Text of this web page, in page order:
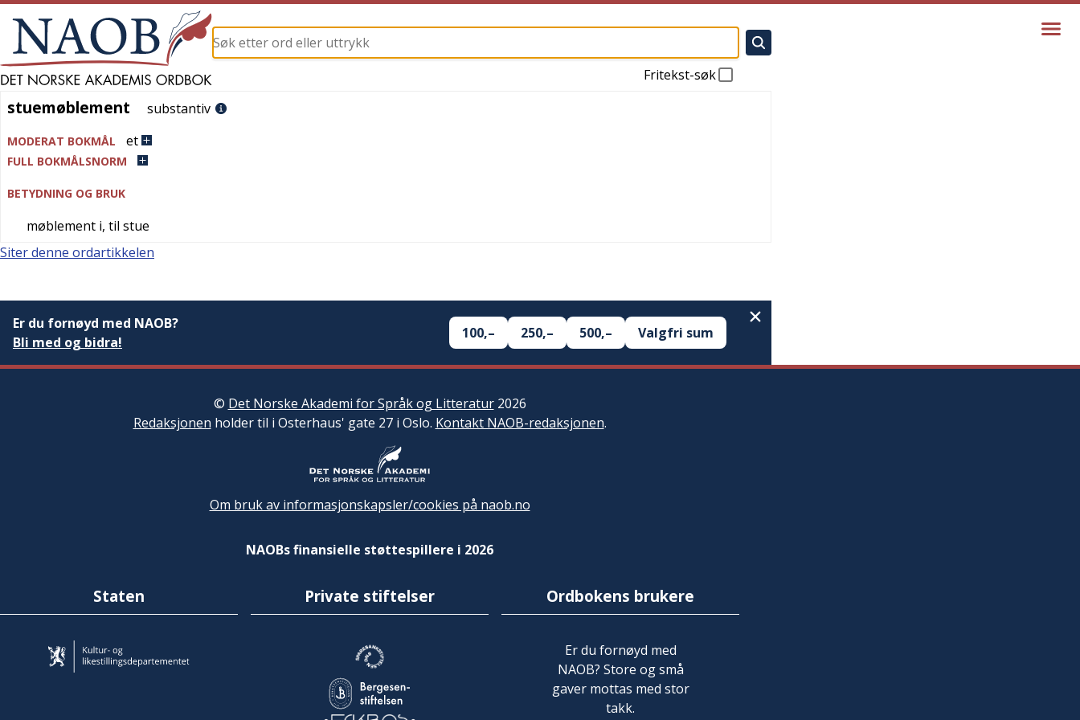
Fritekst-søk
stuemøblement
stuemøblement substantiv
MODERAT BOKMÅL et
FULL BOKMÅLSNORM
BETYDNING OG BRUK
møblement i, til stue
Siter denne ordartikkelen
Er du fornøyd med NAOB?
Bli med og bidra!
100,– 250,– 500,– Valgfri sum
© Det Norske Akademi for Språk og Litteratur2026
Redaksjonen holder til i Osterhaus' gate 27 i Oslo. Kontakt NAOB-redaksjonen.
Om bruk av informasjonskapsler/cookies på naob.no
NAOBs finansielle støttespillere i 2026
Staten Private stiftelser Ordbokens brukere
Er du fornøyd med
NAOB? Store og små
gaver mottas med stor
takk.